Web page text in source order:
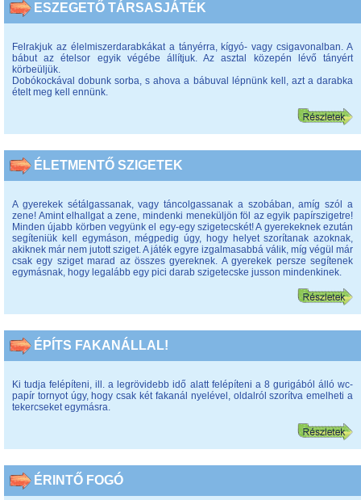
ESZEGETŐ TÁRSASJÁTÉK
Felrakjuk az élelmiszerdarabkákat a tányérra, kígyó- vagy csigavonalban. A
bábut az ételsor egyik végébe állítjuk. Az asztal közepén lévő tányért
körbeüljük.
Dobókockával dobunk sorba, s ahova a bábuval lépnünk kell, azt a darabka
ételt meg kell ennünk.
ÉLETMENTŐ SZIGETEK
A gyerekek sétálgassanak, vagy táncolgassanak a szobában, amíg szól a
zene! Amint elhallgat a zene, mindenki meneküljön föl az egyik papírszigetre!
Minden újabb körben vegyünk el egy-egy szigetecskét! A gyerekeknek ezután
segíteniük kell egymáson, mégpedig úgy, hogy helyet szorítanak azoknak,
akiknek már nem jutott sziget. A játék egyre izgalmasabbá válik, míg végül már
csak egy sziget marad az összes gyereknek. A gyerekek persze segítenek
egymásnak, hogy legalább egy pici darab szigetecske jusson mindenkinek.
ÉPÍTS FAKANÁLLAL!
Ki tudja felépíteni, ill. a legrövidebb idő alatt felépíteni a 8 gurigából álló wc-
papír tornyot úgy, hogy csak két fakanál nyelével, oldalról szorítva emelheti a
tekercseket egymásra.
ÉRINTŐ FOGÓ